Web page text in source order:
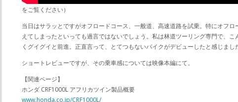
をご覧ください）
当日はサラッとですがオフロードコース、一般道、高速道路を試乗。特にオフ
えてしまったといっても過言ではないでしょう。私は林道ツーリング専門で、
くグイグイと前進。正直言って、とてつもないバイクがデビューしたと感じまし
ショートレビューですが、その乗車感については映像本編にて。
【関連ページ】
ホンダ CRF1000L アフリカツイン製品概要
www.honda.co.jp/CRF1000L/